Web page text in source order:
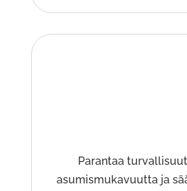
Parantaa
asumismukavuutta ja